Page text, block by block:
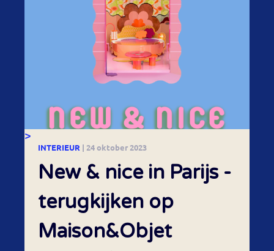
>
INTERIEUR | 24 oktober 2023
New & nice in Parijs -
terugkijken op
Maison&Objet